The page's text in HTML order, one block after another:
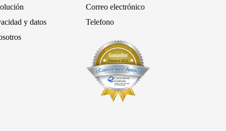
y datos
Correo electrónico
Telefono